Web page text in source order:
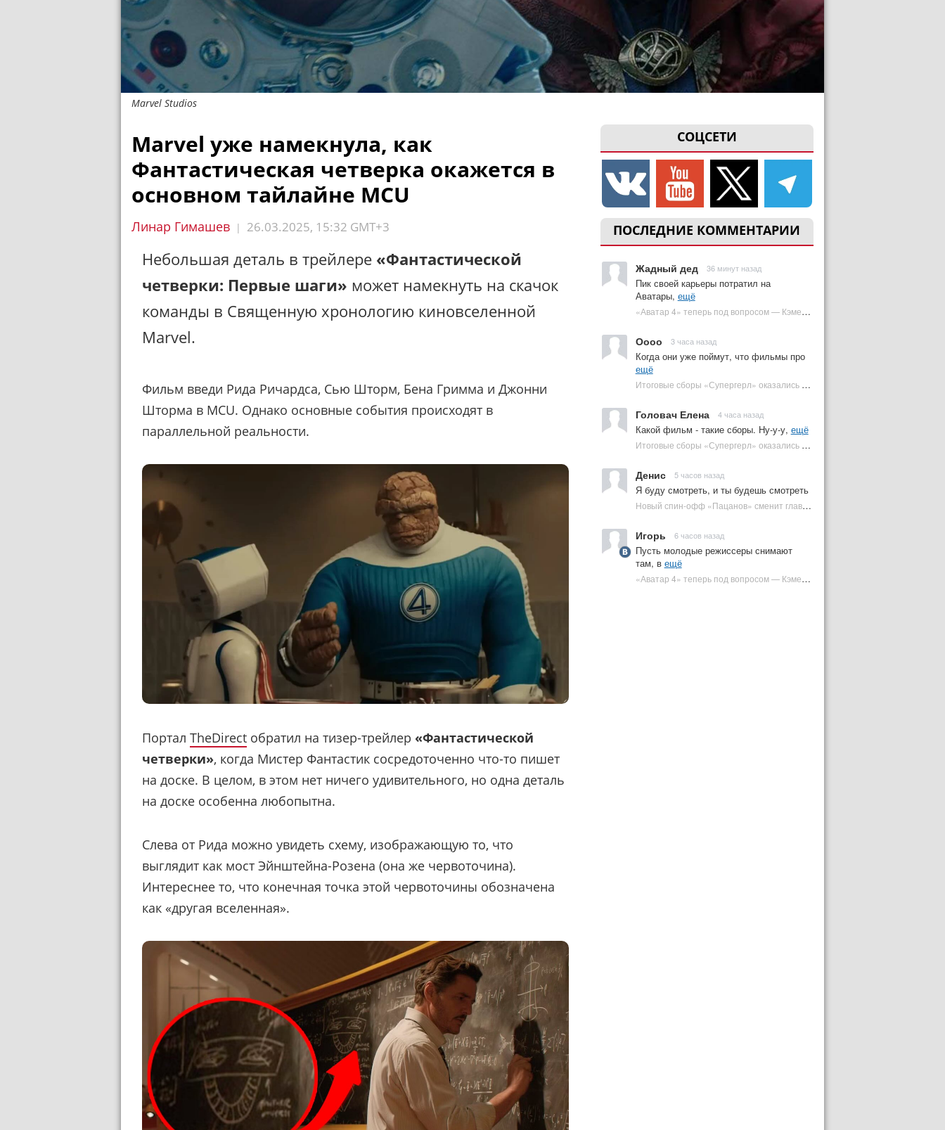
Marvel Studios
СОЦСЕТИ
ПОСЛЕДНИЕ КОММЕНТАРИИ
Жадный дед 36 минут назад
Пик своей карьеры потратил на
Аватары, ещё
«Аватар 4» теперь под вопросом — Кэмерон решил отойти от продолжения | Plugged In Ru
Оооо 3 часа назад
Когда они уже поймут, что фильмы про
ещё
Итоговые сборы «Супергерл» оказались худшими для DC за два десятилетия | Plugged In Ru
Головач Елена 4 часа назад
Какой фильм - такие сборы. Ну-у-у, ещё
Итоговые сборы «Супергерл» оказались худшими для DC за два десятилетия | Plugged In Ru
Денис 5 часов назад
Я буду смотреть, и ты будешь смотреть
Новый спин-офф «Пацанов» сменит главного героя | Plugged In Ru
Игорь 6 часов назад
Пусть молодые режиссеры снимают
там, в ещё
«Аватар 4» теперь под вопросом — Кэмерон решил отойти от продолжения | Plugged In Ru
Marvel уже намекнула, как
Фантастическая четверка окажется в
основном тайлайне MCU
Линар Гимашев | 26.03.2025, 15:32 GMT+3
Небольшая деталь в трейлере «Фантастической
четверки: Первые шаги» может намекнуть на скачок
команды в Священную хронологию киновселенной
Marvel.
Фильм введи Рида Ричардса, Сью Шторм, Бена Гримма и Джонни
Шторма в MCU. Однако основные события происходят в
параллельной реальности.
Портал TheDirect обратил на тизер-трейлер «Фантастической
четверки», когда Мистер Фантастик сосредоточенно что-то пишет
на доске. В целом, в этом нет ничего удивительного, но одна деталь
на доске особенна любопытна.
Слева от Рида можно увидеть схему, изображающую то, что
выглядит как мост Эйнштейна-Розена (она же червоточина).
Интереснее то, что конечная точка этой червоточины обозначена
как «другая вселенная».